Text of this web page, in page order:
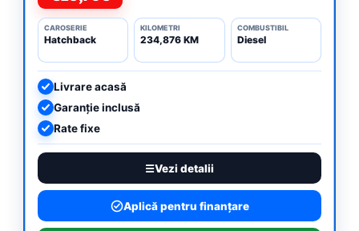
CAROSERIE
Hatchback
KILOMETRI
234,876 KM
COMBUSTIBIL
Diesel
Livrare acasă
Garanție inclusă
Rate fixe
Vezi detalii
Aplică pentru finanțare